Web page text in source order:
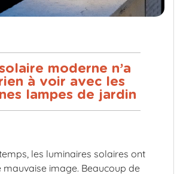
moderne n’a
à voir avec les
lampes de jardin
les luminaires solaires ont
mauvaise image. Beaucoup de